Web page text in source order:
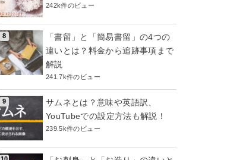
242k件のビュー
「書留」と「簡易書留」の4つの
違いとは？料金から追跡事項まで
解説
241.7k件のビュー
サムネとは？意味や英語訳、
YouTubeでの設定方法も解説！
239.5k件のビュー